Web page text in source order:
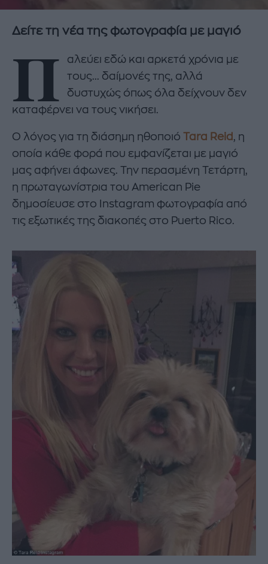
Δείτε τη νέα της φωτογραφία με μαγιό
Π
αλεύει εδώ και αρκετά χρόνια με
τους... δαίμονές της, αλλά
δυστυχώς όπως όλα δείχνουν δεν
καταφέρνει να τους νικήσει.
Ο λόγος για τη διάσημη ηθοποιό Tara Reid , η
οποία κάθε φορά που εμφανίζεται με μαγιό
μας αφήνει άφωνες. Την περασμένη Τετάρτη,
η πρωταγωνίστρια του American Pie
δημοσίευσε στο Instagram φωτογραφία από
τις εξωτικές της διακοπές στο Puerto Rico.